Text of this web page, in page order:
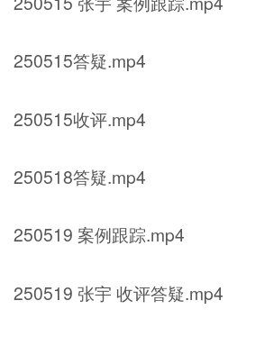
250515答疑.mp4
250515收评.mp4
250518答疑.mp4
250519 案例跟踪.mp4
250519 张宇 收评答疑.mp4